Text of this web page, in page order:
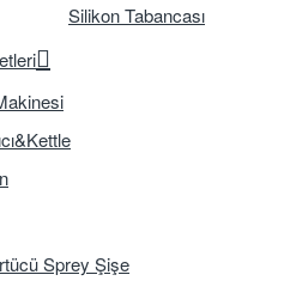
Silikon Tabancası
Sprey Şişe